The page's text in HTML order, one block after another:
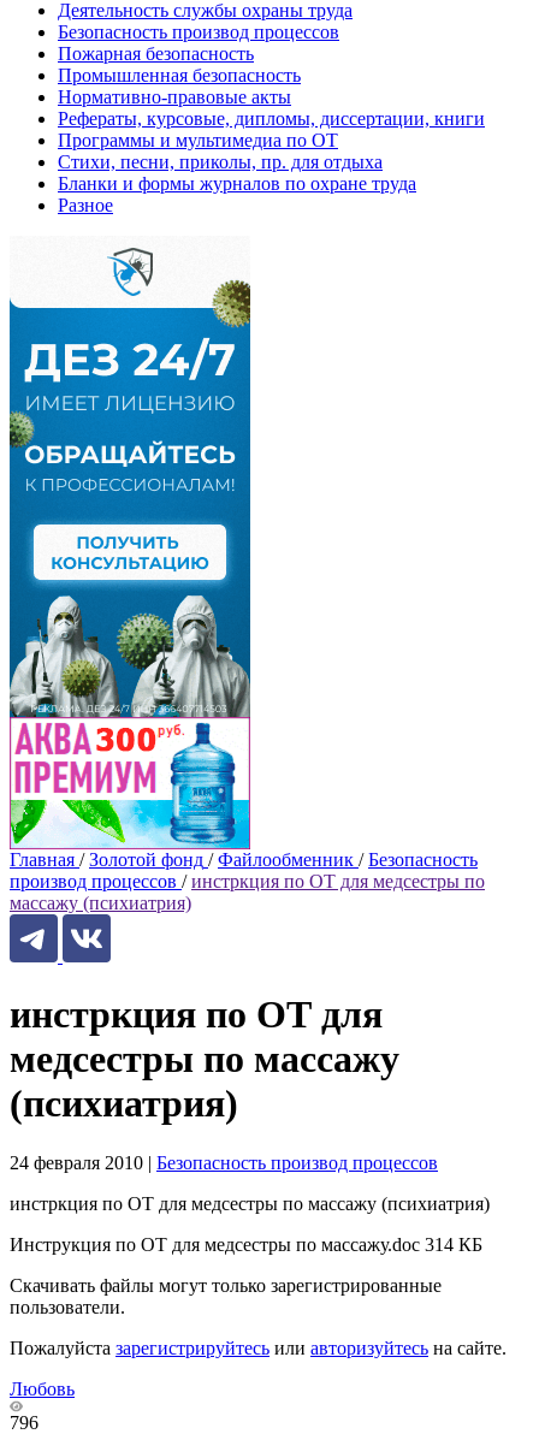
Деятельность службы охраны труда
Безопасность производ процессов
Пожарная безопасность
Промышленная безопасность
Нормативно-правовые акты
Рефераты, курсовые, дипломы, диссертации, книги
Программы и мультимедиа по ОТ
Стихи, песни, приколы, пр. для отдыха
Бланки и формы журналов по охране труда
Разное
Главная / Золотой фонд / Файлообменник / Безопасность
производ процессов / инстркция по ОТ для медсестры по
массажу (психиатрия)
инстркция по ОТ для
медсестры по массажу
(психиатрия)
24 февраля 2010 | Безопасность производ процессов
инстркция по ОТ для медсестры по массажу (психиатрия)
Инструкция по ОТ для медсестры по массажу.doc 314 КБ
Скачивать файлы могут только зарегистрированные
пользователи.
Пожалуйста зарегистрируйтесь или авторизуйтесь на сайте.
Любовь
796